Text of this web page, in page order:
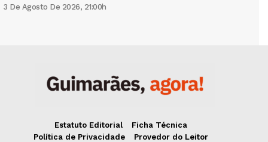
3 De Agosto De 2026, 21:00h
Estatuto Editorial
Ficha Técnica
Política de Privacidade
Provedor do Leitor